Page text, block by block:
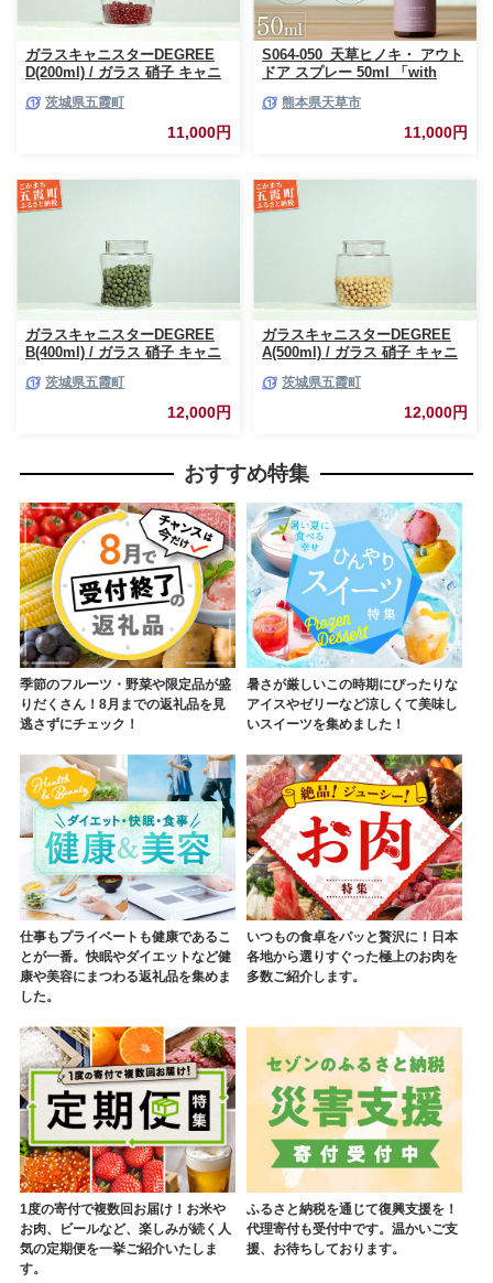
ガラスキャニスターDEGREE
D(200ml) / ガラス 硝子 キャニ
耐熱 一生もの 職人 こだわり
JIDA デザインミュージアムセ
レクション 茨城県 五霞町
茨城県五霞町
11,000円
S064-050_天草ヒノキ・ アウト
ドア スプレー 50ml 「with
熊本県天草市
11,000円
ガラスキャニスターDEGREE
B(400ml) / ガラス 硝子 キャニ
耐熱 一生もの 職人 こだわり
JIDA デザインミュージアムセ
レクション 茨城県 五霞町
茨城県五霞町
12,000円
ガラスキャニスターDEGREE
A(500ml) / ガラス 硝子 キャニ
耐熱 一生もの 職人 こだわり
JIDA デザインミュージアムセ
レクション 茨城県 五霞町
茨城県五霞町
12,000円
おすすめ特集
季節のフルーツ・野菜や限定品が盛
りだくさん！8月までの返礼品を見
逃さずにチェック！
暑さが厳しいこの時期にぴったりな
アイスやゼリーなど涼しくて美味し
いスイーツを集めました！
仕事もプライベートも健康であるこ
とが一番。快眠やダイエットなど健
康や美容にまつわる返礼品を集めま
した。
いつもの食卓をパッと贅沢に！日本
各地から選りすぐった極上のお肉を
多数ご紹介します。
1度の寄付で複数回お届け！お米や
お肉、ビールなど、楽しみが続く人
気の定期便を一挙ご紹介いたしま
す。
ふるさと納税を通じて復興支援を！
代理寄付も受付中です。温かいご支
援、お待ちしております。